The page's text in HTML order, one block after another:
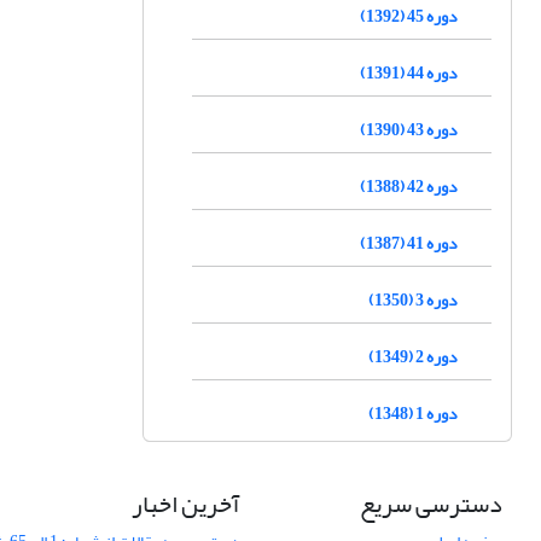
دوره 45 (1392)
دوره 44 (1391)
دوره 43 (1390)
دوره 42 (1388)
دوره 41 (1387)
دوره 3 (1350)
دوره 2 (1349)
دوره 1 (1348)
دسترسی سریع آخرین اخبار